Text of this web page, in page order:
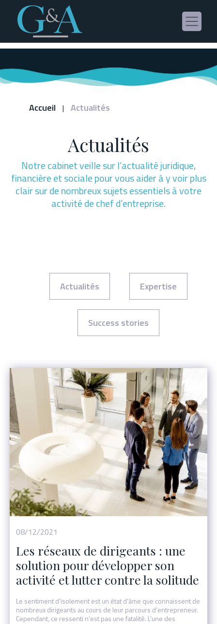
Accueil | Actualités
Actualités
Notre cabinet veille sur l’actualité juridique,
financière et sociale pour vous aider à y voir plus
clair sur de nombreux sujets essentiels à votre
activité de chef d’entreprise.
Actualités Expertise
Success stories
Événement
08/12/2021
Les réseaux de dirigeants : une
solution pour développer son
activité et lutter contre la solitude
Le sentiment d’isolement est un état d’âme que connaissent de
nombreux dirigeants au cours de leur parcours d’entrepreneur.
Cependant, ce ressenti n’est pas une fatalité. L’une des
Panneau de gestion des cookies